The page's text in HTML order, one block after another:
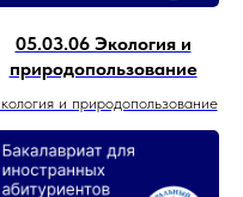
05.03.06 Экология и
природопользование
и природопользование